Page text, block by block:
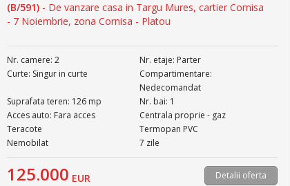
(B/591) - De vanzare casa in Targu Mures, cartier Cornisa
- 7 Noiembrie, zona Cornisa - Platou
Nr. camere: 2
Nr. etaje: Parter
Curte: Singur in curte
Compartimentare:
Nedecomandat
Suprafata teren: 126 mp
Nr. bai: 1
Acces auto: Fara acces
Centrala proprie - gaz
Teracote
Termopan PVC
Nemobilat
7 zile
125.000 EUR Detalii oferta